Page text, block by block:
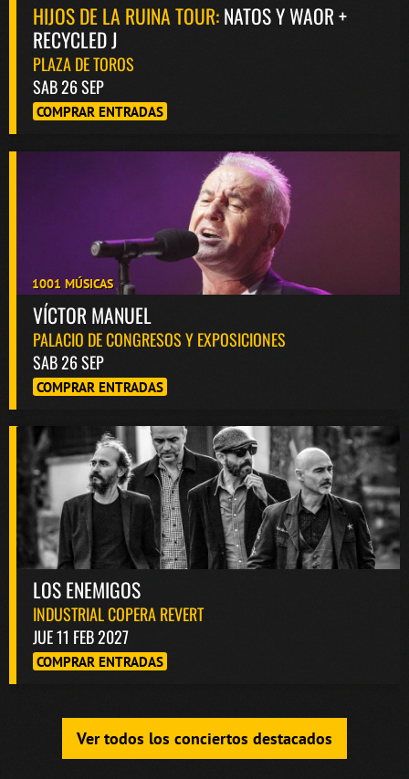
HIJOS DE LA RUINA TOUR:NATOS Y WAOR +
RECYCLED J
PLAZA DE TOROS
SAB 26 SEP
COMPRAR ENTRADAS
1001 MÚSICAS
VÍCTOR MANUEL
PALACIO DE CONGRESOS Y EXPOSICIONES
SAB 26 SEP
COMPRAR ENTRADAS
LOS ENEMIGOS
INDUSTRIAL COPERA REVERT
JUE 11 FEB 2027
COMPRAR ENTRADAS
Ver todos los conciertos destacados